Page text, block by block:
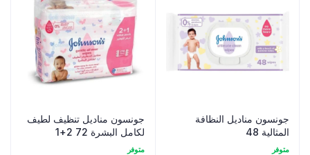
جونسون مناديل النظافة
المثالية 48
متوفر
جونسون مناديل تنظيف لطيف
لكامل البشرة 72 2+1
متوفر